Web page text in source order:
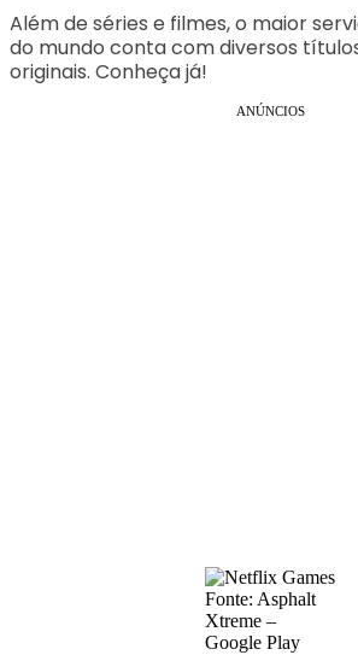
Além de séries e filmes, o maior
do mundo conta com diversos
originais. Conheça já!
ANÚNCIOS
Fonte: Asphalt
Xtreme –
Google Play